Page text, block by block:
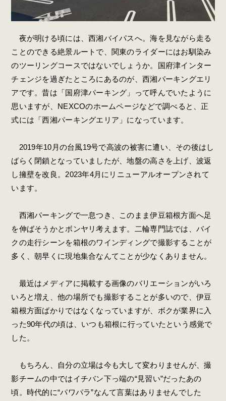
夜が明ける頃には、西湘バイパスへ。海を見ながら走る
ことのできる絶景ルートで、関東のライダーにはお馴染み
のツーリングコースではないでしょうか。国府津インター
チェンジを過ぎたところにあるのが、西湘パーキングエリ
アです。昔は「国府津パーキング」って呼んでいたように
思いますが、NEXCOのホームページなどで調べると、正
式には「西湘パーキングエリア」になっています。
2019年10月の台風19号で高波の被害に遭い、その後はし
ばらく閉鎖となっていましたが、地盤の高さを上げ、波返
し擁壁を改良。2023年4月にリニューアルオープンされて
います。
西湘パーキングで一息つき、このまま伊豆箱根方面へ足
を伸ばそうかとボンヤリ考えます。二輪専門誌では、バイ
クの走行シーンを箱根のワインディングで撮影することが
多く、朝早くに現地集合なんてことが少なくありません。
最近はメディアに掲載する画像のバリエーションがいろ
いろと増え、他の場所でも撮影することが多いので、伊豆
箱根方面ばかりではなくなっていますが、ボクが業界に入
った90年代の頃は、いつも箱根に行っていたという感覚で
した。
もちろん、自分の立場は今も大して変わりませんが、撮
影チームの中ではイチバン下っ端の“見習い”だったあの
頃。時代的に“パワパラ”なんて言葉はありませんでした